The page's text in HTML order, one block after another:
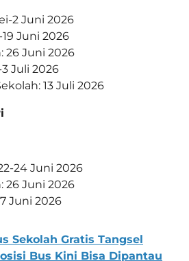
2 Juni 2026
Juni 2026
26 Juni 2026
Juli 2026
13 Juli 2026
24 Juni 2026
26 Juni 2026
Juni 2026
Sekolah Gratis Tangsel
Bus Kini Bisa Dipantau